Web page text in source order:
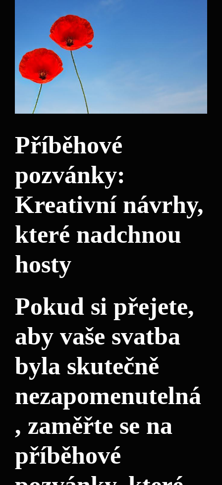
Příběhové⁣
pozvánky:
Kreativní návrhy,​
které nadchnou
hosty
Pokud si přejete,
aby vaše svatba
byla skutečně
nezapomenutelná
, zaměřte se na
příběhové